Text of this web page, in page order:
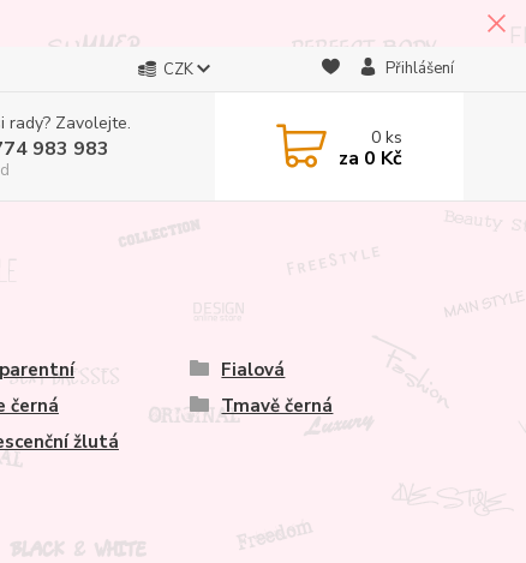
CZK Přihlášení
rady? Zavolejte.
983 983 0ks
za 0 Kč
Fialová
černá
Tmavě černá
žlutá